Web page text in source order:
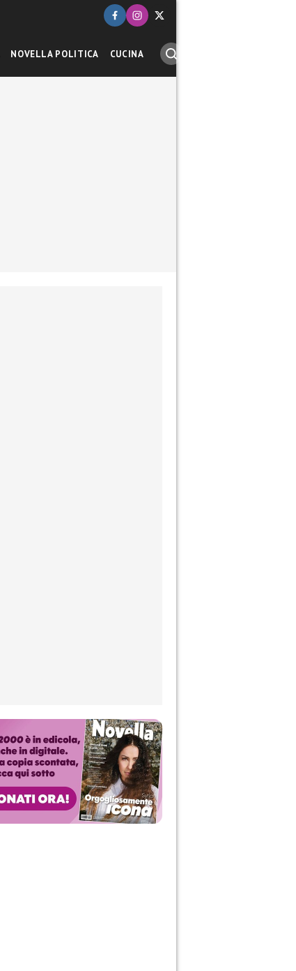
NOVELLA POLITICA CUCINA